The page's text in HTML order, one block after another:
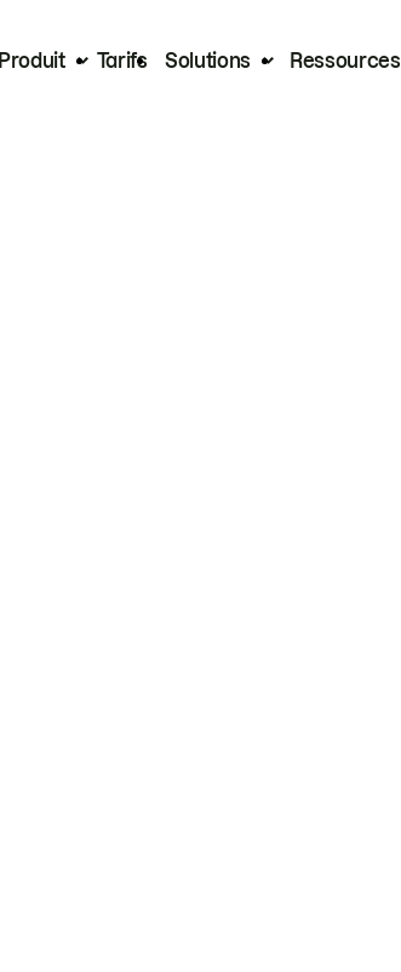
Produit Tarifs Solutions Ressources